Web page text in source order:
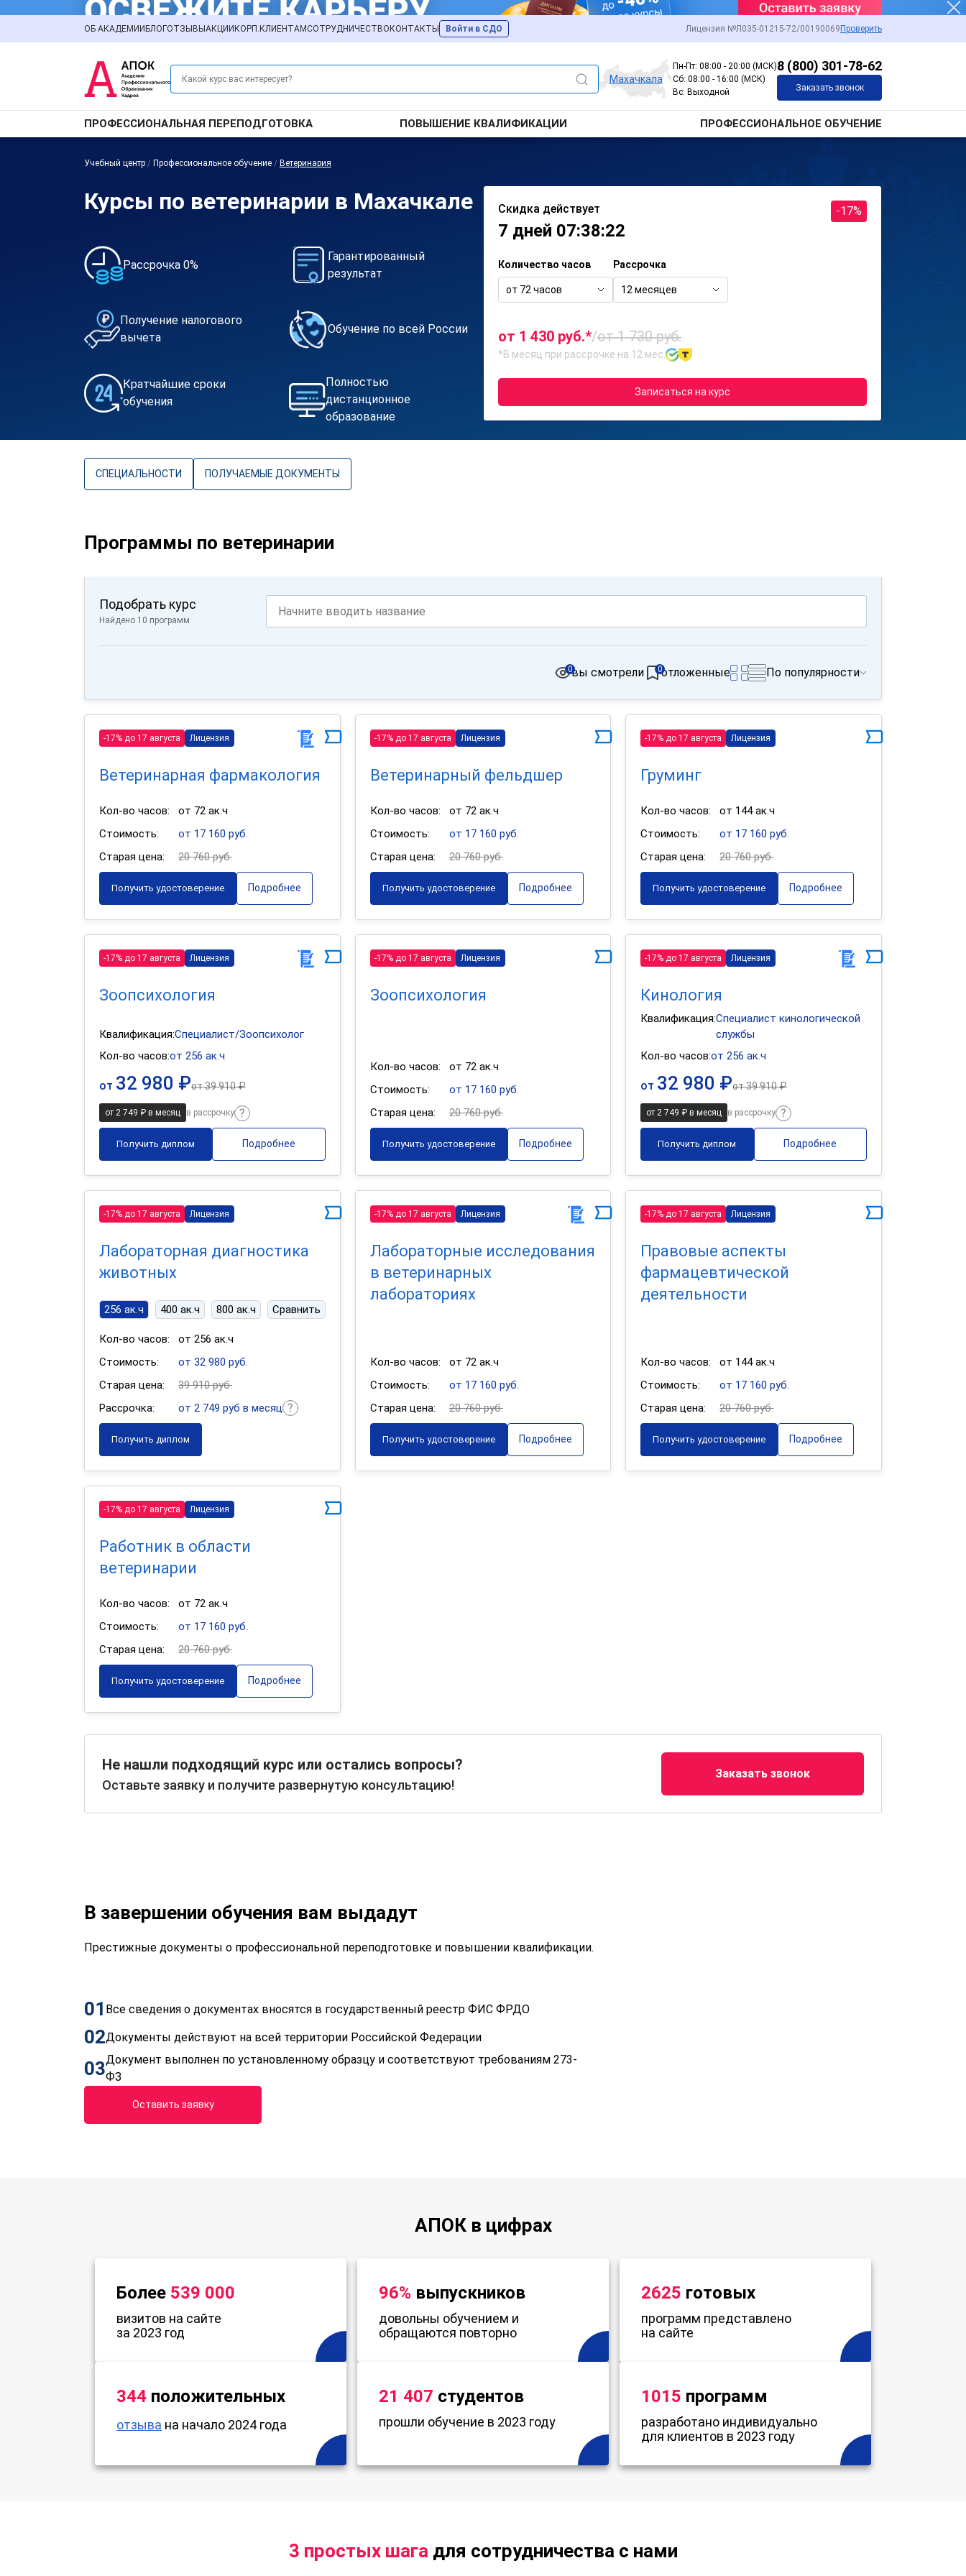
ОБ АКАДЕМИИ БЛОГОТЗЫВЫ АКЦИИ КОРП.КЛИЕНТАМСОТРУДНИЧЕСТВО КОНТАКТЫ Войти в СДО Лицензия №Л035-01215-72/00190069 Проверить
Махачкала
Пн-Пт: 08:00 - 20:00 (МСК)
Сб: 08:00 - 16:00 (МСК)
Вс: Выходной
8 (800) 301-78-62
Заказать звонок
ПРОФЕССИОНАЛЬНАЯ ПЕРЕПОДГОТОВКА ПОВЫШЕНИЕ КВАЛИФИКАЦИИ ПРОФЕССИОНАЛЬНОЕ ОБУЧЕНИЕ
Учебный центр / Профессиональное обучение / Ветеринария
Курсы по ветеринарии в Махачкале
Рассрочка 0%
Гарантированный
результат
Получение налогового
вычета
Обучение по всей России
Кратчайшие сроки
обучения
Полностью
дистанционное
образование
Скидка действует
7 дней 07:38:22
-17%
Количество часов
от 72 часов
Рассрочка
12 месяцев
от 1 430 руб.*/от 1 730 руб.
*В месяц при рассрочке на 12 мес.
Записаться на курс
СПЕЦИАЛЬНОСТИ ПОЛУЧАЕМЫЕ ДОКУМЕНТЫ
Программы по ветеринарии
Подобрать курс
Найдено 10 программ
вы смотрели
0 отложенные
0 По популярности
-17% до 17 августа Лицензия
Ветеринарная фармакология
Кол-во часов:
от 72 ак.ч
Стоимость:
от 17 160 руб.
Старая цена:
20 760 руб.
Получить удостоверение Подробнее
-17% до 17 августа Лицензия
Ветеринарный фельдшер
Кол-во часов:
от 72 ак.ч
Стоимость:
от 17 160 руб.
Старая цена:
20 760 руб.
Получить удостоверение Подробнее
-17% до 17 августа Лицензия
Груминг
Кол-во часов:
от 144 ак.ч
Стоимость:
от 17 160 руб.
Старая цена:
20 760 руб.
Получить удостоверение Подробнее
-17% до 17 августа Лицензия
Зоопсихология
Квалификация:Специалист/Зоопсихолог
Кол-во часов:от 256 ак.ч
от 32 980 ₽от39 910 ₽
от 2 749 ₽ в месяц в рассрочку
Получить диплом Подробнее
-17% до 17 августа Лицензия
Зоопсихология
Кол-во часов:
от 72 ак.ч
Стоимость:
от 17 160 руб.
Старая цена:
20 760 руб.
Получить удостоверение Подробнее
-17% до 17 августа Лицензия
Кинология
Квалификация:Специалист кинологической
службы
Кол-во часов:от 256 ак.ч
от 32 980 ₽от39 910 ₽
от 2 749 ₽ в месяц в рассрочку
Получить диплом Подробнее
-17% до 17 августа Лицензия
Лабораторная диагностика
животных
256 ак.ч 400 ак.ч 800 ак.ч Сравнить
Кол-во часов:
от 256 ак.ч
Стоимость:
от 32 980 руб.
Старая цена:
39 910 руб.
Рассрочка:
от 2 749 руб в месяц
Получить диплом
-17% до 17 августа Лицензия
Лабораторные исследования
в ветеринарных
лабораториях
Кол-во часов:
от 72 ак.ч
Стоимость:
от 17 160 руб.
Старая цена:
20 760 руб.
Получить удостоверение Подробнее
-17% до 17 августа Лицензия
Правовые аспекты
фармацевтической
деятельности
Кол-во часов:
от 144 ак.ч
Стоимость:
от 17 160 руб.
Старая цена:
20 760 руб.
Получить удостоверение Подробнее
-17% до 17 августа Лицензия
Работник в области
ветеринарии
Кол-во часов:
от 72 ак.ч
Стоимость:
от 17 160 руб.
Старая цена:
20 760 руб.
Получить удостоверение Подробнее
Не нашли подходящий курс или остались вопросы?
Оставьте заявку и получите развернутую консультацию!
Заказать звонок
В завершении обучения вам выдадут
Престижные документы о профессиональной переподготовке и повышении квалификации.
01 Все сведения о документах вносятся в государственный реестр ФИС ФРДО
02Документы действуют на всей территории Российской Федерации
03Документ выполнен по установленному образцу и соответствуют требованиям 273-
ФЗ
Оставить заявку
АПОК в цифрах
Более 539 000
визитов на сайте
за 2023 год
96% выпускников
довольны обучением и
обращаются повторно
2625 готовых
программ представлено
на сайте
344 положительных
отзыва на начало 2024 года
21 407 студентов
прошли обучение в 2023 году
1015 программ
разработано индивидуально
для клиентов в 2023 году
3 простых шага для сотрудничества с нами